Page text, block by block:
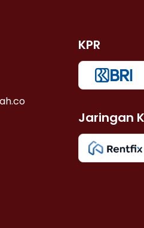
KPR
Jaringan